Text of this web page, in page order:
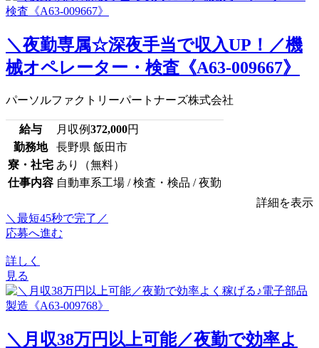
＼夜勤専属☆深夜手当で収入UP！／機
械オペレーター・検査《A63-009667》
パーソルファクトリーパートナーズ株式会社
給与 月収例372,000円
勤務地
長野県 飯田市
寮・社宅 あり（無料）
仕事内容 自動車系工場 / 検査・検品 / 夜勤
詳細を表示
＼最短45秒で完了／
応募へ進む
詳しく
見る
＼月収38万円以上可能／夜勤で効率よ